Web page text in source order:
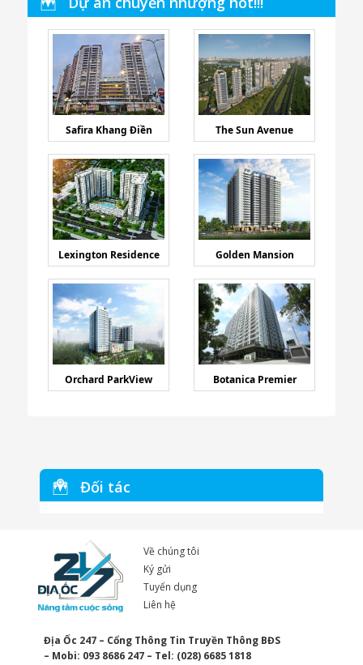
Safira Khang Điền The Sun Avenue
Lexington Residence Golden Mansion
Orchard ParkView Botanica Premier
Đối tác
Về chúng tôi
Ký gửi
Tuyển dụng
Liên hệ
Địa Ốc 247 – Cổng Thông Tin Truyền Thông BĐS
– Mobi: 093 8686 247 – Tel: (028) 6685 1818